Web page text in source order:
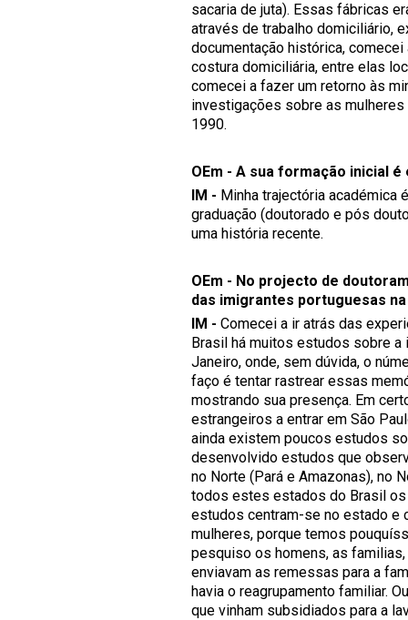
sacaria de juta). Essas fábricas
através de trabalho domiciliário,
documentação histórica,
costura domiciliária, entre elas
comecei a fazer um retorno às
investigações sobre as
1990.
OEm - A sua formação inicial é
IM - Minha trajectória académica
graduação (doutorado e pós
uma história recente.
OEm - No projecto de
das imigrantes portuguesas
IM - Comecei a ir atrás das
Brasil há muitos estudos sobre a
Janeiro, onde, sem dúvida, o
faço é tentar rastrear essas
mostrando sua presença. Em
estrangeiros a entrar em São
ainda existem poucos estudos
desenvolvido estudos que
no Norte (Pará e Amazonas), no
todos estes estados do Brasil
estudos centram-se no estado e
mulheres, porque temos
pesquiso os homens, as
enviavam as remessas para a
havia o reagrupamento familiar.
que vinham subsidiados para a